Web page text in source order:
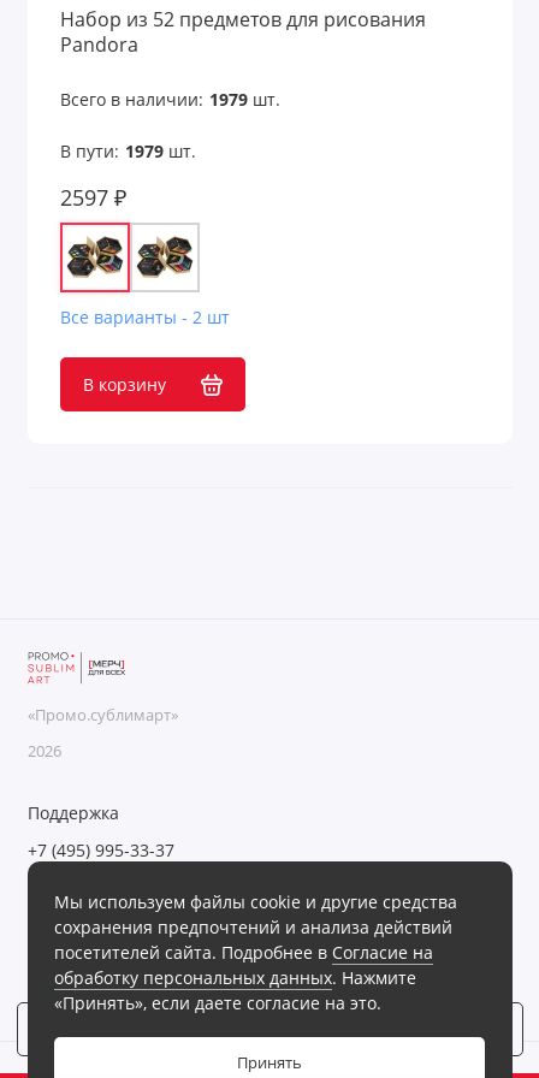
Набор из 52 предметов для рисования
Pandora
Всего в наличии: 1979шт.
В пути: 1979шт.
2597 ₽
Все варианты - 2 шт
В корзину
Мы используем файлы cookie и другие средства
сохранения предпочтений и анализа действий
посетителей сайта. Подробнее в Согласие на
обработку персональных данных. Нажмите
«Принять», если даете согласие на это.
Принять
«Промо.сублимарт»
2026
Поддержка
+7 (495) 995-33-37
Обратный звонок
Пн-Пт с 09:00 до 18:00, Сб-Вс выходные
Мы в сети